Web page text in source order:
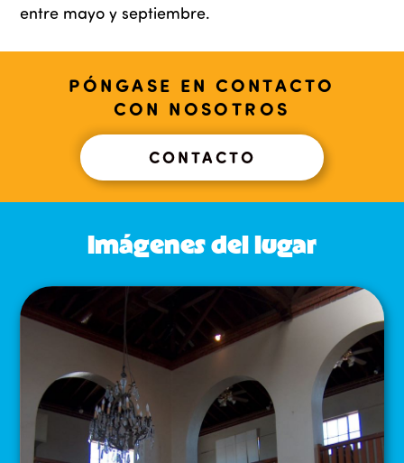
entre mayo y septiembre.
PÓNGASE EN CONTACTO
CON NOSOTROS
CONTACTO
Imágenes del lugar